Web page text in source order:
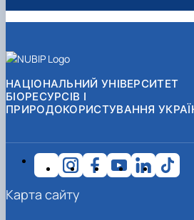
НАЦІОНАЛЬНИЙ УНІВЕРСИТЕТ
БІОРЕСУРСІВ І
ПРИРОДОКОРИСТУВАННЯ
Карта сайту